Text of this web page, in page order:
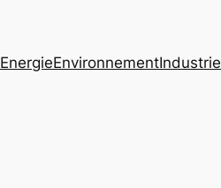
EnergieEnvironnementIndustrie